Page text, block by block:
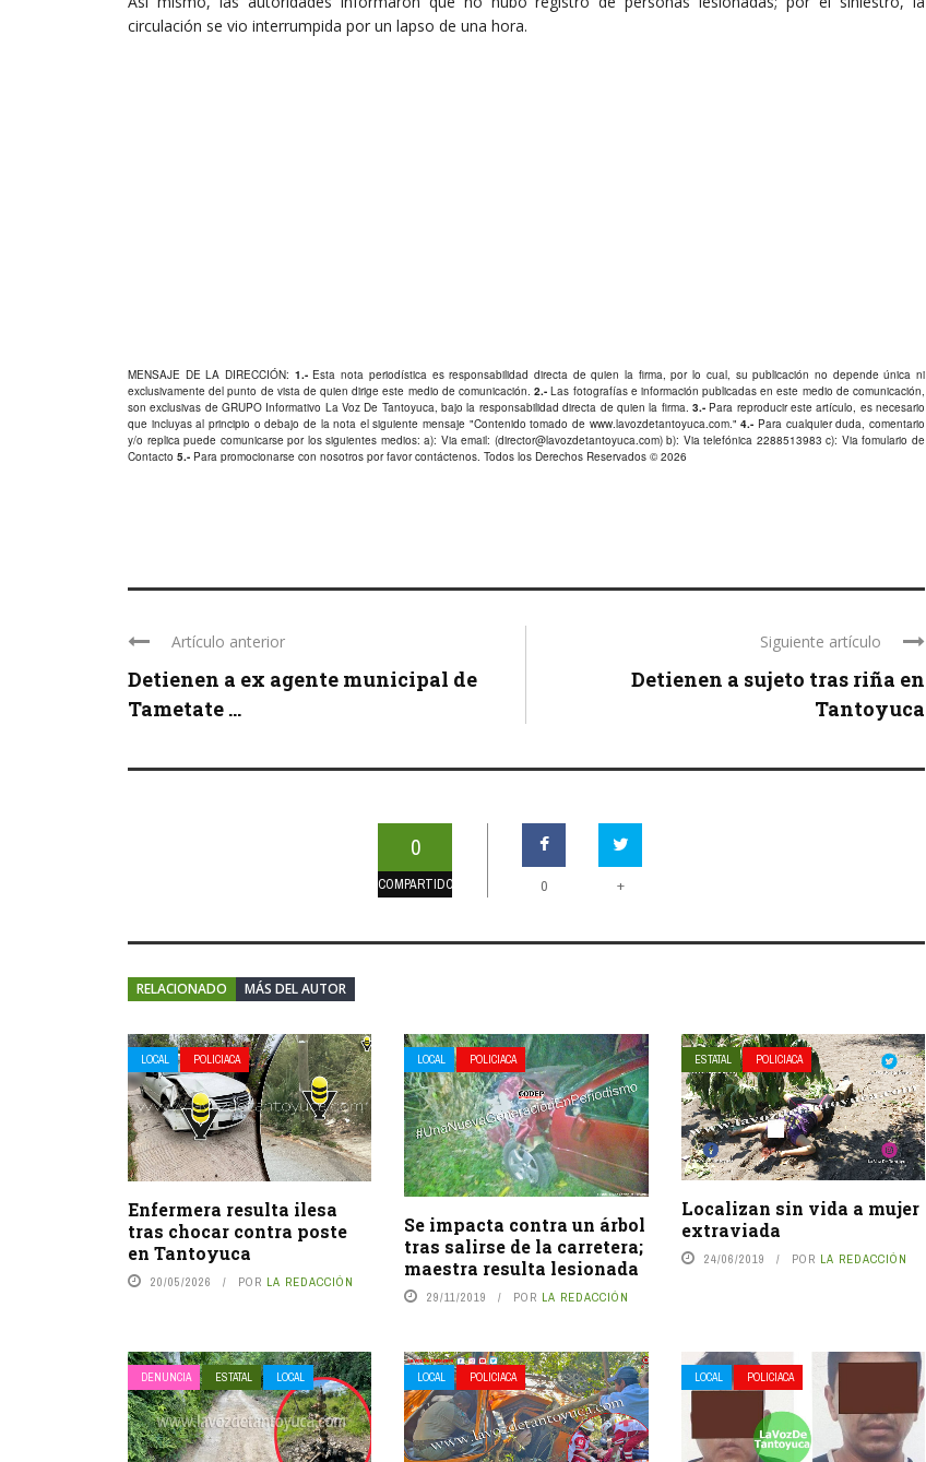
circulación se vio interrumpida por un lapso de una hora.
MENSAJE DE LA DIRECCIÓN: 1.-Esta nota periodística es responsabilidad directa de quien la firma, por lo cual, su publicación no depende única ni
exclusivamente del punto de vista de quien dirige este medio de comunicación.2.- Las fotografías e información publicadas en este medio de comunicación,
son exclusivas de GRUPO Informativo La Voz De Tantoyuca, bajo la responsabilidad directa de quien la firma. 3.-Para reproducir este artículo, es necesario
que incluyas al principio o debajo de la nota el siguiente mensaje "Contenido tomado de www.lavozdetantoyuca.com."4.- Para cualquier duda, comentario
y/o replica puede comunicarse por los siguientes medios: a): Via email: (director@lavozdetantoyuca.com) b): Via telefónica 2288513983 c): Via fomulario de
Contacto 5.- Para promocionarse con nosotros por favorcontáctenos. Todos los Derechos Reservados © 2026
Artículo anterior
Detienen a ex agente municipal de
Tametate ...
Siguiente artículo
Detienen a sujeto tras riña en
Tantoyuca
0
COMPARTIDOS 0 +
RELACIONADO MÁS DEL AUTOR
LOCAL POLICIACA
Enfermera resulta ilesa
tras chocar contra poste
en Tantoyuca
20/05/2026 POR LA REDACCIÓN
LOCAL POLICIACA
Se impacta contra un árbol
tras salirse de la carretera;
maestra resulta lesionada
29/11/2019 POR LA REDACCIÓN
ESTATAL POLICIACA
Localizan sin vida a mujer
extraviada
24/06/2019 POR LA REDACCIÓN
DENUNCIA ESTATAL LOCAL LOCAL POLICIACA LOCAL POLICIACA